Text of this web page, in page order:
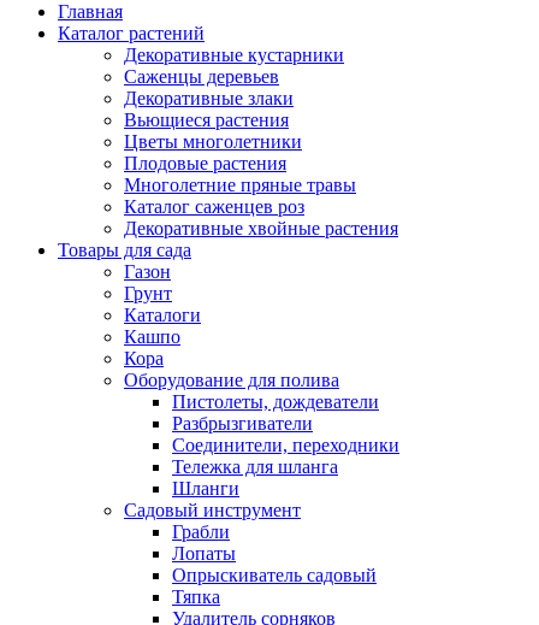
Главная
Каталог растений
Декоративные кустарники
Саженцы деревьев
Декоративные злаки
Вьющиеся растения
Цветы многолетники
Плодовые растения
Многолетние пряные травы
Каталог саженцев роз
Декоративные хвойные растения
Товары для сада
Газон
Грунт
Каталоги
Кашпо
Кора
Оборудование для полива
Пистолеты, дождеватели
Разбрызгиватели
Соединители, переходники
Тележка для шланга
Шланги
Садовый инструмент
Грабли
Лопаты
Опрыскиватель садовый
Тяпка
Удалитель сорняков